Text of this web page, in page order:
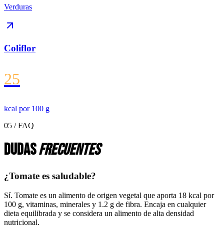
Verduras
Coliflor
25
kcal por 100 g
05 / FAQ
Dudasfrecuentes
¿Tomate es saludable?
Sí. Tomate es un alimento de origen vegetal que aporta 18 kcal por
100 g, vitaminas, minerales y 1.2 g de fibra. Encaja en cualquier
dieta equilibrada y se considera un alimento de alta densidad
nutricional.